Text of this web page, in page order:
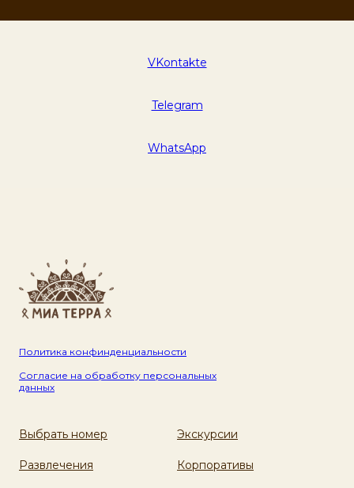
VKontakte
Telegram
WhatsApp
Политика конфинденциальности
Согласие на обработку персональных
данных
Выбрать номер
Развлечения
Экскурсии
Корпоративы